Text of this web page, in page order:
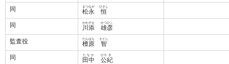
同 松永
まつなが
恒
ひさし
同 川添
かわぞえ
雄彦
かつひこ
監査役 檀
だん
原
ばら
智
さとし
同 田中
たなか
公
ひろ
紀
き